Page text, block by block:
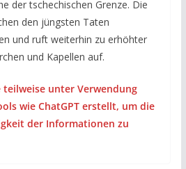
der tschechischen Grenze. Die
den jüngsten Taten
und ruft weiterhin zu erhöhter
und Kapellen auf.
unter Verwendung
wie ChatGPT erstellt, um die
der Informationen zu